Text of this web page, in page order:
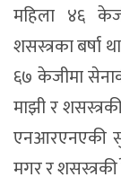
महिला ४६
शसस्त्रका बर्षा
६७ केजीमा
माझी र
एनआरएनएकी
मगर र